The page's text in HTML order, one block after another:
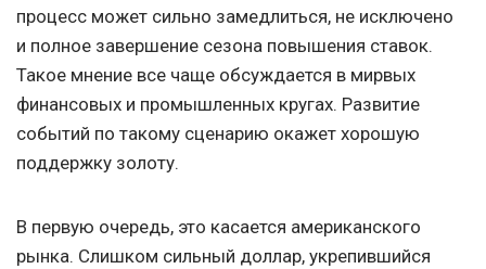
процесс может сильно замедлиться, не исключено
и полное завершение сезона повышения ставок.
Такое мнение все чаще обсуждается в мирвых
финансовых и промышленных кругах. Развитие
событий по такому сценарию окажет хорошую
поддержку золоту.
В первую очередь, это касается американского
рынка. Слишком сильный доллар, укрепившийся